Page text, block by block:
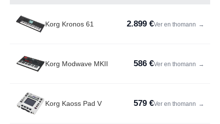
Korg Kronos 61 2.899 €Ver en thomann →
Korg Modwave MKII 586 €Ver en thomann →
Korg Kaoss Pad V 579 €Ver en thomann →